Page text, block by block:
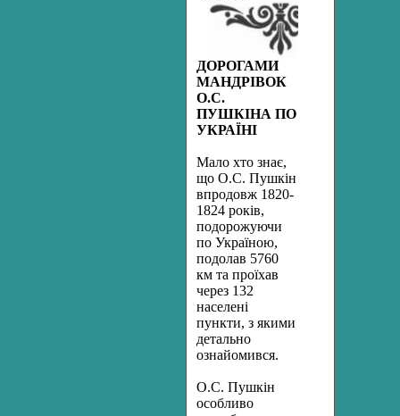
ДОРОГАМИ
МАНДРІВОК
О.С.
ПУШКІНА ПО
УКРАЇНІ
Мало хто знає,
що О.С. Пушкін
впродовж 1820-
1824 років,
подорожуючи
по Україною,
подолав 5760
км та проїхав
через 132
населені
пункти, з якими
детально
ознайомився.
О.С. Пушкін
особливо